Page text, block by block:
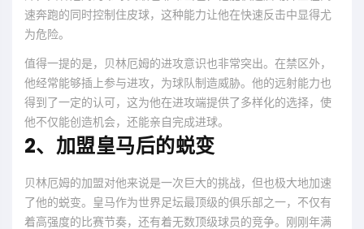
速奔跑的同时控制住皮球，这种能力让他在快速反击中显得尤
为危险。
值得一提的是，贝林厄姆的进攻意识也非常突出。在禁区外，
他经常能够插上参与进攻，为球队制造威胁。他的远射能力也
得到了一定的认可，这为他在进攻端提供了多样化的选择，使
他不仅能创造机会，还能亲自完成进球。
2、加盟皇马后的蜕变
贝林厄姆的加盟对他来说是一次巨大的挑战，但也极大地加速
了他的蜕变。皇马作为世界足坛最顶级的俱乐部之一，不仅有
着高强度的比赛节奏，还有着无数顶级球员的竞争。刚刚年满